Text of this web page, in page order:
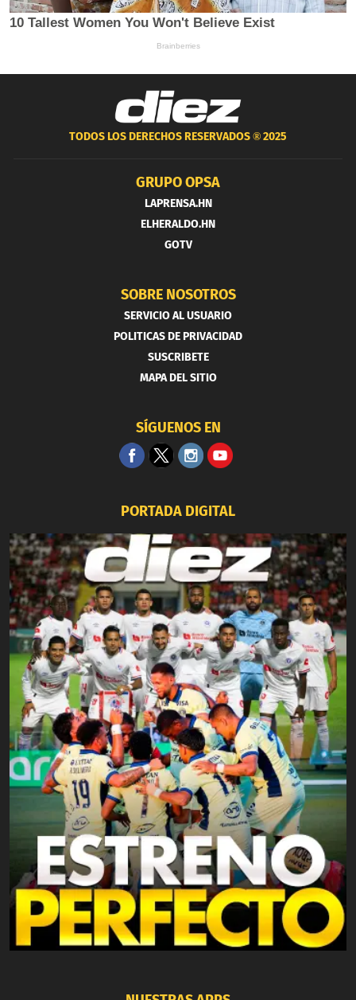
TODOS LOS DERECHOS RESERVADOS ®2025
GRUPO OPSA
LAPRENSA.HN
ELHERALDO.HN
GOTV
SOBRE NOSOTROS
SERVICIO AL USUARIO
POLITICAS DE PRIVACIDAD
SUSCRIBETE
MAPA DEL SITIO
SÍGUENOS EN
PORTADA DIGITAL